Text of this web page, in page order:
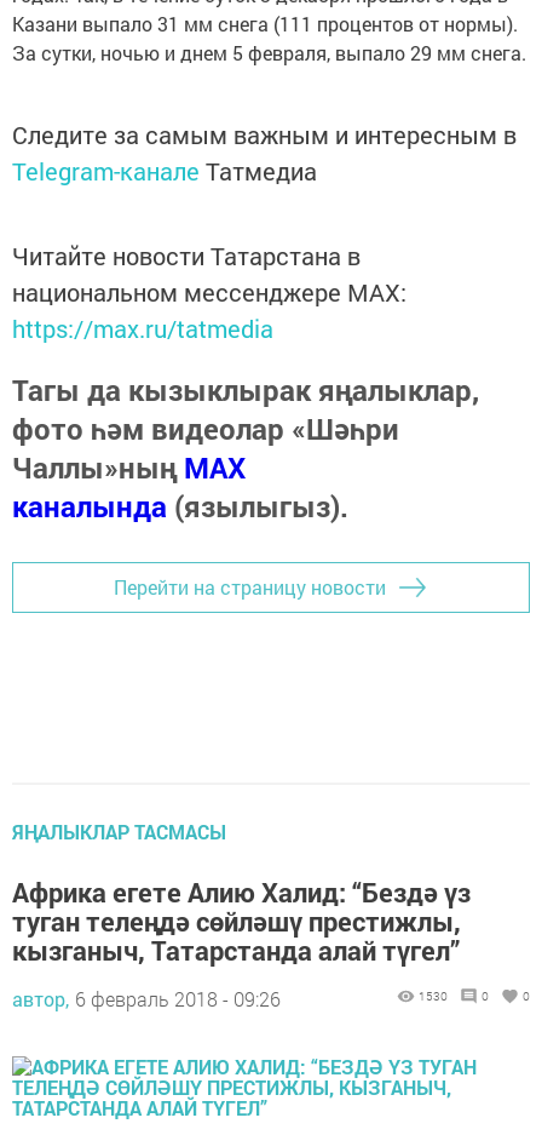
Казани выпало 31 мм снега (111 процентов от нормы).
За сутки, ночью и днем 5 февраля, выпало 29 мм снега.
Следите за самым важным и интересным в
Telegram-канале Татмедиа
Читайте новости Татарстана в
национальном мессенджере MАХ:
https://max.ru/tatmedia
Тагы да кызыклырак яңалыклар,
фото һәм видеолар «Шәһри
Чаллы»ныңMAX
каналында (язылыгыз).
Перейти на страницу новости
ЯҢАЛЫКЛАР ТАСМАСЫ
Африка егете Алию Халид: “Бездә үз
туган телеңдә сөйләшү престижлы,
кызганыч, Татарстанда алай түгел”
автор, 6 февраль 2018 - 09:26 1530 0 0